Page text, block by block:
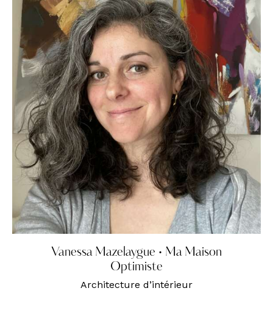
Vanessa Mazelaygue • Ma Maison
Optimiste
Architecture d’intérieur